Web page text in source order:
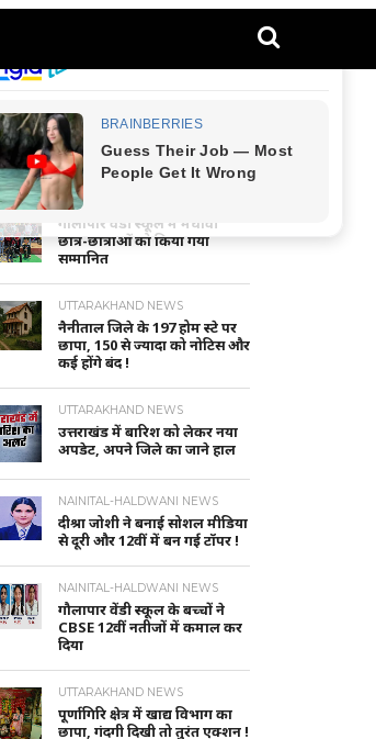
NEWS
NAINITAL-HALDWANI NEWS
गौलापार वैंडी स्कूल में मेधावी
छात्र-छात्राओं को किया गया
सम्मानित
UTTARAKHAND NEWS
नैनीताल जिले के 197 होम स्टे पर
छापा, 150 से ज्यादा को नोटिस और
कई होंगे बंद !
UTTARAKHAND NEWS
उत्तराखंड में बारिश को लेकर नया
अपडेट, अपने जिले का जाने हाल
NAINITAL-HALDWANI NEWS
दीश्रा जोशी ने बनाई सोशल मीडिया
से दूरी और 12वीं में बन गई टॉपर !
NAINITAL-HALDWANI NEWS
गौलापार वेंडी स्कूल के बच्चों ने
CBSE 12वीं नतीजों में कमाल कर
दिया
UTTARAKHAND NEWS
पूर्णागिरि क्षेत्र में खाद्य विभाग का
छापा, गंदगी दिखी तो तुरंत एक्शन !